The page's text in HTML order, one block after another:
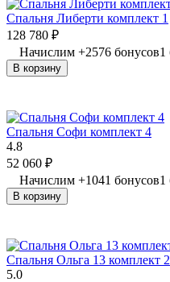
Спальня Либерти комплект 1
128 780 ₽
Начислим +2576 бонусов1
В корзину
Спальня Софи комплект 4
4.8
52 060 ₽
Начислим +1041 бонусов1
В корзину
Спальня Ольга 13 комплект 2
5.0